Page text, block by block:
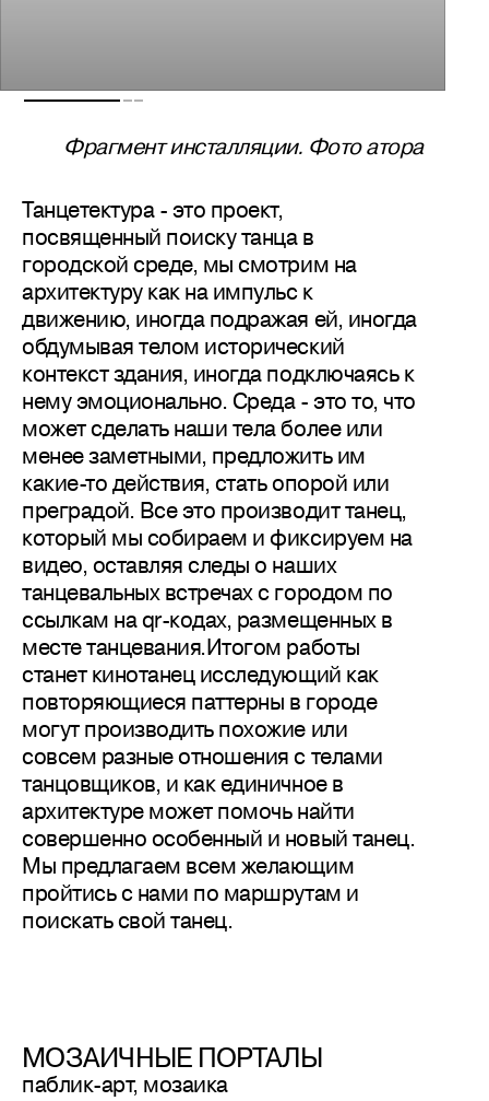
Фрагмент инсталляции. Фото атора
Танцетектура - это проект,
посвященный поиску танца в
городской среде, мы смотрим на
архитектуру как на импульс к
движению, иногда подражая ей, иногда
обдумывая телом исторический
контекст здания, иногда подключаясь к
нему эмоционально. Среда - это то, что
может сделать наши тела более или
менее заметными, предложить им
какие-то действия, стать опорой или
преградой. Все это производит танец,
который мы собираем и фиксируем на
видео, оставляя следы о наших
танцевальных встречах с городом по
ссылкам на qr-кодах, размещенных в
месте танцевания.Итогом работы
станет кинотанец исследующий как
повторяющиеся паттерны в городе
могут производить похожие или
совсем разные отношения с телами
танцовщиков, и как единичное в
архитектуре может помочь найти
совершенно особенный и новый танец.
Мы предлагаем всем желающим
пройтись с нами по маршрутам и
поискать свой танец.
МОЗАИЧНЫЕ ПОРТАЛЫ
паблик-арт, мозаика